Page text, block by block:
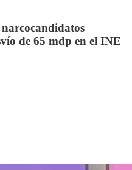
de 65 mdp en el INE